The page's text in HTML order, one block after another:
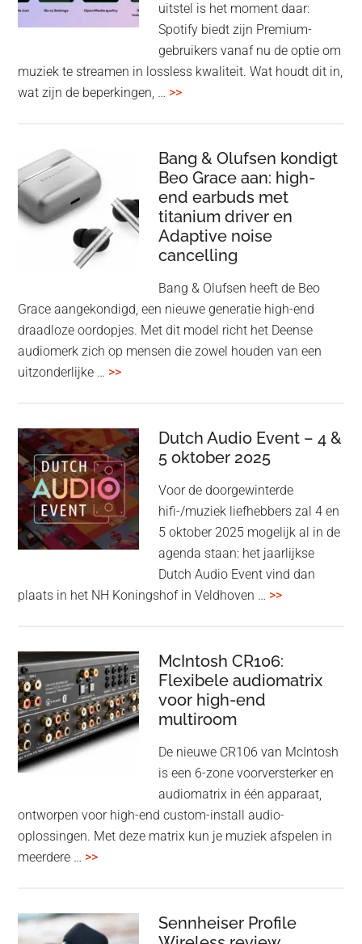
uitstel is het moment daar:
Spotify biedt zijn Premium-
gebruikers vanaf nu de optie om
muziek te streamen in lossless kwaliteit. Wat houdt dit in,
wat zijn de beperkingen, … >>overSpotify
nu
ook
in
‘lossless’
kwaliteit
Bang & Olufsen kondigt
Beo Grace aan: high-
end earbuds met
titanium driver en
Adaptive noise
cancelling
Bang & Olufsen heeft de Beo
Grace aangekondigd, een nieuwe generatie high-end
draadloze oordopjes. Met dit model richt het Deense
audiomerk zich op mensen die zowel houden van een
uitzonderlijke … >>overBang
kondigt
Beo
Grace
aan:
high-
end
earbuds
titanium
Adaptive
noise
cancelling
Dutch Audio Event – 4 &
5 oktober 2025
Voor de doorgewinterde
hifi-/muziek liefhebbers zal 4 en
5 oktober 2025 mogelijk al in de
agenda staan: het jaarlijkse
Dutch Audio Event vind dan
plaats in het NH Koningshof in Veldhoven … >>overDutch
–
4
McIntosh CR106:
Flexibele audiomatrix
voor high-end
multiroom
De nieuwe CR106 van McIntosh
is een 6-zone voorversterker en
audiomatrix in één apparaat,
ontworpen voor high-end custom-install audio-
oplossingen. Met deze matrix kun je muziek afspelen in
meerdere … >>overMcIntosh
audiomatrix
voor
Sennheiser Profile